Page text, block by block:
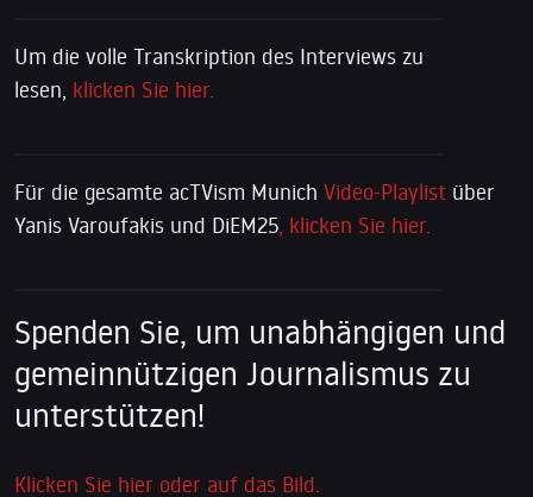
Um die volle Transkription des Interviews zu
lesen, klicken Sie hier.
Für die gesamte acTVism Munich Video-Playlist über
Yanis Varoufakis und DiEM25, klicken Sie hier.
Spenden Sie, um unabhängigen und
gemeinnützigen Journalismus zu
unterstützen!
Klicken Sie hier oder auf das Bild.